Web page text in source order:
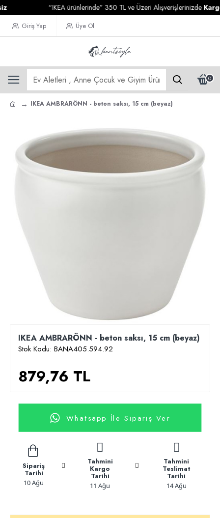
“IKEA ürünlerinde” 350 TL ve Üzeri AlışverişlerinizdeKargo
Giriş Yap Üye Ol
0
IKEA AMBRARÖNN - beton saksı, 15 cm (beyaz)
IKEA AMBRARÖNN - beton saksı, 15 cm (beyaz)
Stok Kodu: BANA405.594.92
879,76 TL
Whatsapp İle Sipariş Ver
Sipariş
Tarihi
10 Ağu
Tahmini
Kargo
Tarihi
11 Ağu
Tahmini
Teslimat
Tarihi
14 Ağu